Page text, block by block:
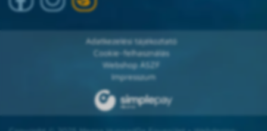
Adatkezelési tájékoztató
Cookie-felhasználás
Webshop ÁSZF
Impresszum